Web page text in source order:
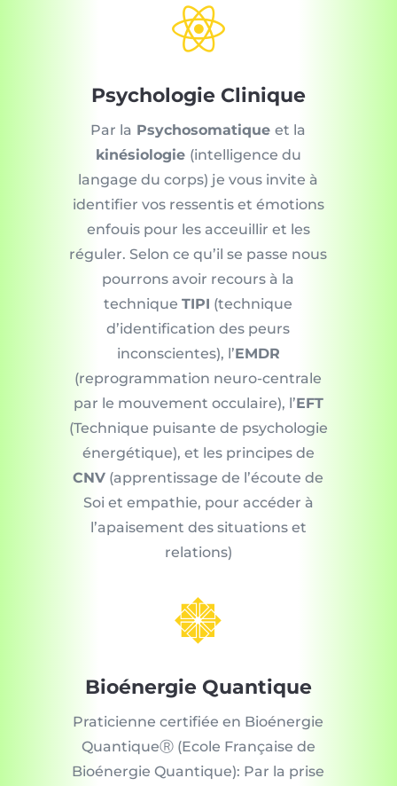

Psychologie Clinique
Par la Psychosomatiqueet la
kinésiologie (intelligence du
langage du corps) je vous invite à
identifier vos ressentis et émotions
enfouis pour les acceuillir et les
réguler. Selon ce qu’il se passe nous
pourrons avoir recours à la
techniqueTIPI (technique
d’identification des peurs
inconscientes), l’EMDR
(reprogrammation neuro-centrale
par le mouvement occulaire), l’EFT
(Technique puisante de psychologie
énergétique), et les principes de
CNV (apprentissage de l’écoute de
Soi et empathie, pour accéder à
l’apaisement des situations et
relations)

Bioénergie Quantique
Praticienne certifiée en Bioénergie
QuantiqueⓇ (Ecole Française de
Bioénergie Quantique): Par la prise